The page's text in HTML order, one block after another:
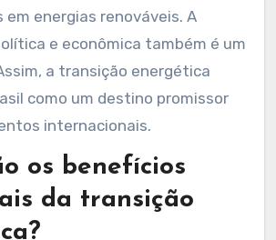
destaca nesse cenário.
e políticas governamentais
a atratividade. Projetos
e eólica têm recebido
significativos. Em 2020, o Brasil
energias renováveis. A
e econômica também é um
a transição energética